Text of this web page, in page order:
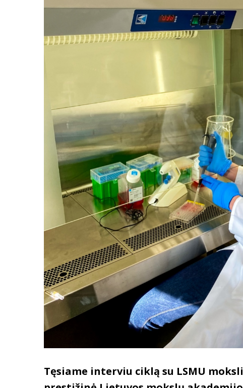
Tęsiame interviu ciklą su LSMU